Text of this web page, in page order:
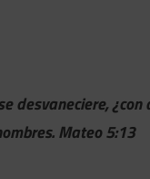
desvaneciere,
Mateo 5:13